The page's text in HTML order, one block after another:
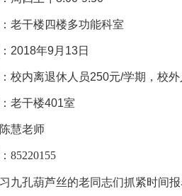
老干楼四楼多功能科室
2018年9月 13日
校内离退休人员250元/学期，校
老干楼401室
慧老师
85220155
九孔葫芦丝的老同志们抓紧时间